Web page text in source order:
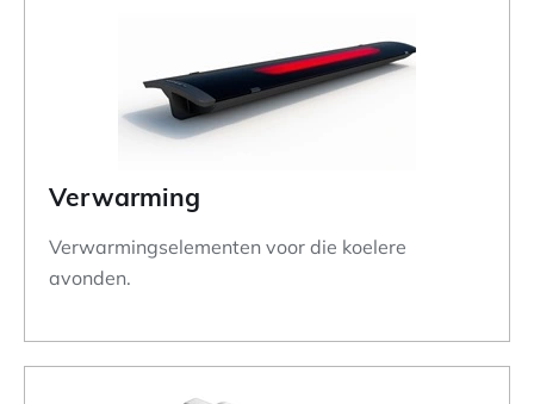
Verwarming
Verwarmingselementen voor die koelere
avonden.